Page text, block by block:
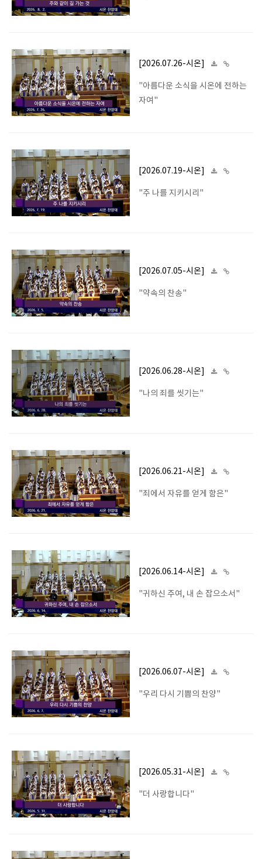
[2026.07.26-시온]
"아름다운 소식을 시온에 전하는
자여"
[2026.07.19-시온]
"주 나를 지키시리"
[2026.07.05-시온]
"약속의 찬송"
[2026.06.28-시온]
"나의 죄를 씻기는"
[2026.06.21-시온]
"죄에서 자유를 얻게 함은"
[2026.06.14-시온]
"귀하신 주여, 내 손 잡으소서"
[2026.06.07-시온]
"우리 다시 기쁨의 찬양"
[2026.05.31-시온]
"더 사랑합니다"